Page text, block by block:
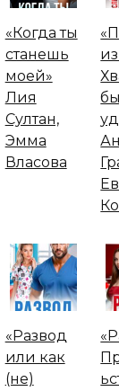
«Когда ты
станешь
моей»
Лия
Султан,
Эмма
Власова
«Развод
или как
(не)